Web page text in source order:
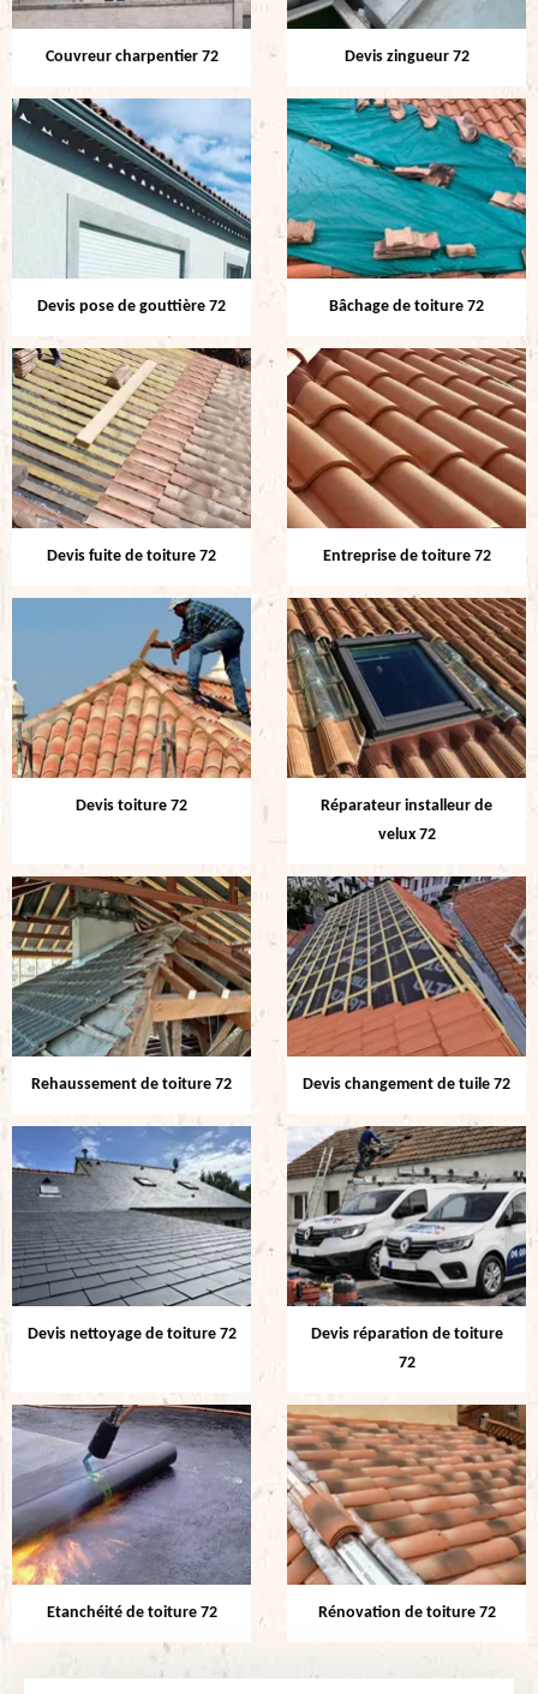
Couvreur charpentier 72 Devis zingueur 72
Devis pose de gouttière 72 Bâchage de toiture 72
Devis fuite de toiture 72 Entreprise de toiture 72
Devis toiture 72
Réparateur installeur de
velux 72
Rehaussement de toiture 72 Devis changement de tuile 72
Devis nettoyage de toiture 72
Devis réparation de toiture
72
Etanchéité de toiture 72 Rénovation de toiture 72